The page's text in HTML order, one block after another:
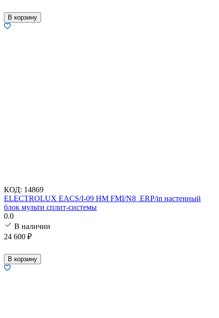
В корзину
КОД: 14869
ELECTROLUX EACS/I-09 HM FMI/N8_ERP/in настенный
блок мульти сплит-системы
0.0
В наличии
24 600 ₽
В корзину